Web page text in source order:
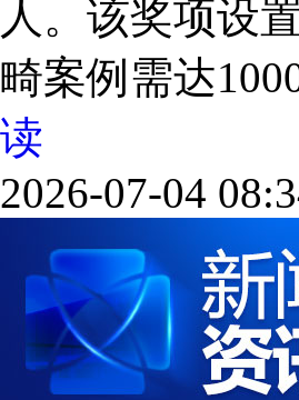
人。该奖项设
畸案例需达
读
2026-07-04